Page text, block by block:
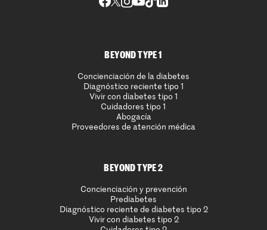
BEYOND TYPE 1
Concienciación de la diabetes
Diagnóstico reciente tipo 1
Vivir con diabetes tipo 1
Cuidadores tipo 1
Abogacía
Proveedores de atención médica
BEYOND TYPE 2
Concienciación y prevención
Prediabetes
Diagnóstico reciente de diabetes tipo 2
Vivir con diabetes tipo 2